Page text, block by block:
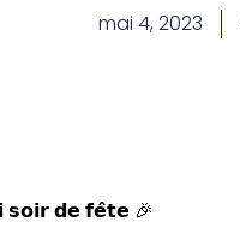
mai 4, 2023
𝗱𝗲 𝗳𝗲̂𝘁𝗲 🎉